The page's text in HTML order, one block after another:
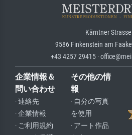
Kärntner
9586 Finkenstein am
+43 4257 29415 ·
企業情報＆
問い合わせ
· 連絡先
· 企業情報
· ご利用規約
その他の情
報
· 自分の写真
を使用
· アート作品